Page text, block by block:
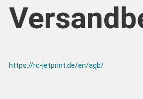
https://rc-jetprint.de/en/agb/